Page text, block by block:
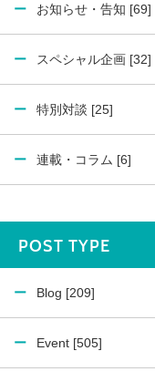
お知らせ・告知 [69]
スペシャル企画 [32]
特別対談 [25]
連載・コラム [6]
POST TYPE
Blog [209]
Event [505]